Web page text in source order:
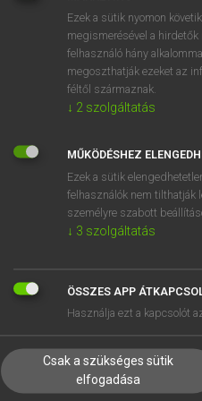
BELÉPÉS
EGYÉNI FELHASZNÁLÓKNAK
TANULÓKNAK
VÁLLALATI MEGOLDÁSOK
Ezek a sütik nyomon
megismerésével a hirdetők
felhasználó hány
megoszthatják ezeket az
féltől származnak.
↓ 2 szolgáltatás
MŰKÖDÉSHEZ
Ezek a sütik
felhasználók nem tilthatják
személyre szabott
↓ 3 szolgáltatás
ÖSSZES APP
Használja ezt a kapcsolót
Csak a szükséges sütik
elfogadása